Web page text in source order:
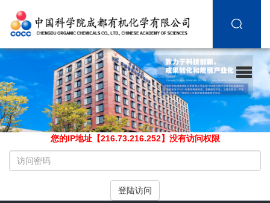
您的IP地址【216.73.216.252】没有访问权限
输
入
访
登陆访问